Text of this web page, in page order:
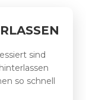
sind
so schnell